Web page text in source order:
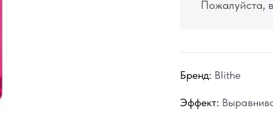
Пожалуйста,
Бренд: Blithe
Эффект: